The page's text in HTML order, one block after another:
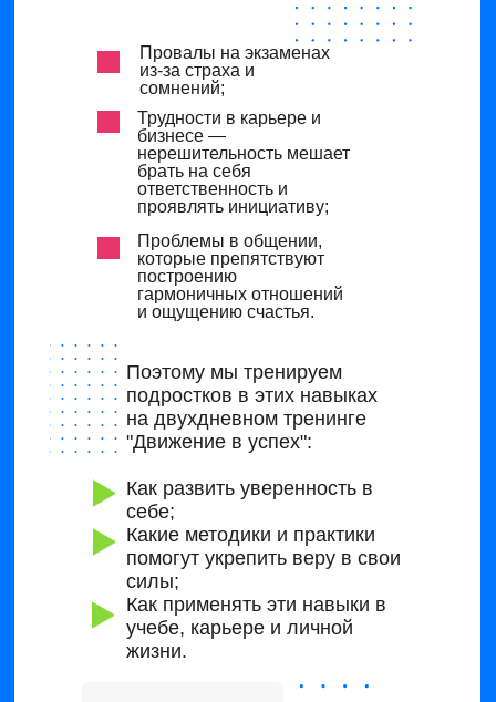
Поэтому мы тренируем
подростков в этих навыках
на двухдневном тренинге
"Движение в успех":
Как развить уверенность в
себе;
Какие методики и практики
помогут укрепить веру в свои
силы;
Как применять эти навыки в
учебе, карьере и личной
жизни.
Провалы на экзаменах
из-за страха и
сомнений;
Трудности в карьере и
бизнесе —
нерешительность мешает
брать на себя
ответственность и
проявлять инициативу;
Проблемы в общении,
которые препятствуют
построению
гармоничных отношений
и ощущению счастья.